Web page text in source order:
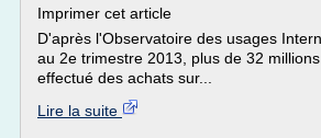
Imprimer cet article
D'après l'Observatoire des usages
au 2e trimestre 2013, plus de 32
effectué des achats sur...
Lire la suite